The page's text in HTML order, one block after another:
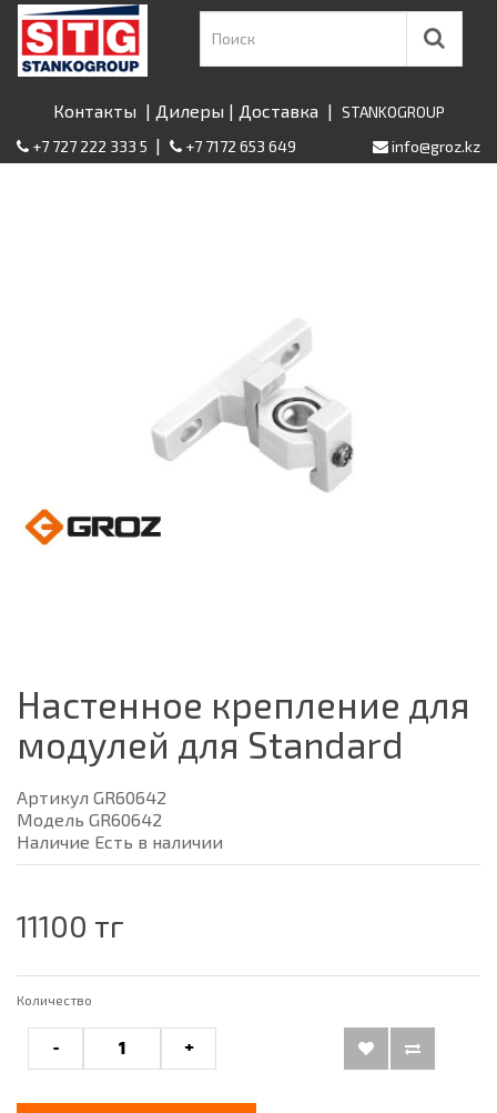
Контакты | Дилеры | Доставка | STANKOGROUP
+7 727 222 333 5 | +7 7172 653 649 info@groz.kz
Настенное крепление для
модулей для Standard
Артикул GR60642
Модель GR60642
Наличие Есть в наличии
11100 тг
Количество
- +